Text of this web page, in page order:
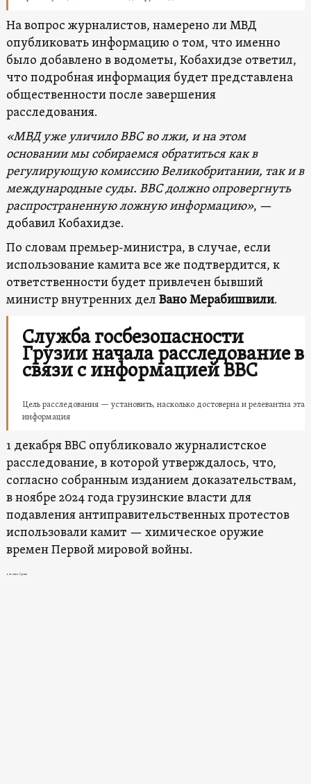
На вопрос журналистов, намерено ли МВД
опубликовать информацию о том, что именно
было добавлено в водометы, Кобахидзе ответил,
что подробная информация будет представлена ​​
общественности после завершения
расследования.
«МВД уже уличило BBC во лжи, и на этом
основании мы собираемся обратиться как в
регулирующую комиссию Великобритании, так и в
международные суды. BBC должно опровергнуть
распространенную ложную информацию», —
добавил Кобахидзе.
По словам премьер-министра, в случае, если
использование камита все же подтвердится, к
ответственности будет привлечен бывший
министр внутренних дел Вано Мерабишвили.
Служба госбезопасности
Грузии начала расследование в
связи с информацией BBC
Цель расследования — установить, насколько достоверна и релевантна эта
информация
1 декабря BBC опубликовало журналистское
расследование, в которой утверждалось, что,
согласно собранным изданием доказательствам,
в ноябре 2024 года грузинские власти для
подавления антиправительственных протестов
использовали камит — химическое оружие
времен Первой мировой войны.
новости в Грузии